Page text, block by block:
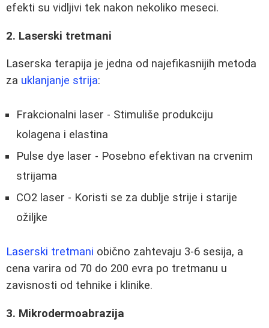
efekti su vidljivi tek nakon nekoliko meseci.
2. Laserski tretmani
Laserska terapija je jedna od najefikasnijih metoda
za uklanjanje strija:
Frakcionalni laser - Stimuliše produkciju
kolagena i elastina
Pulse dye laser - Posebno efektivan na crvenim
strijama
CO2 laser - Koristi se za dublje strije i starije
ožiljke
Laserski tretmani obično zahtevaju 3-6 sesija, a
cena varira od 70 do 200 evra po tretmanu u
zavisnosti od tehnike i klinike.
3. Mikrodermoabrazija